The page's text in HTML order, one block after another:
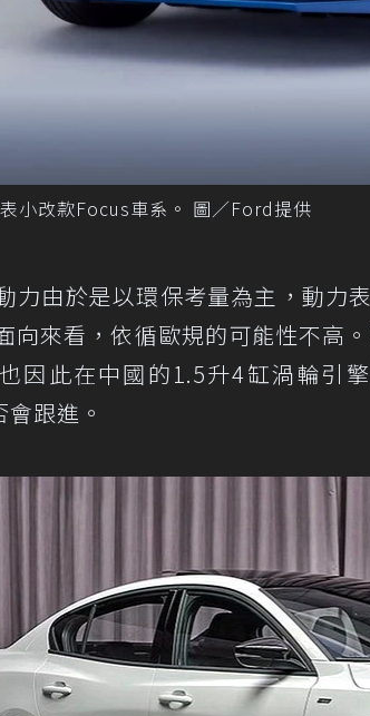
小改款Focus車系。 圖／Ford提供
力由於是以環保考量為主，動力
向來看，依循歐規的可能性不高
因此在中國的1.5升4缸渦輪引
跟進。